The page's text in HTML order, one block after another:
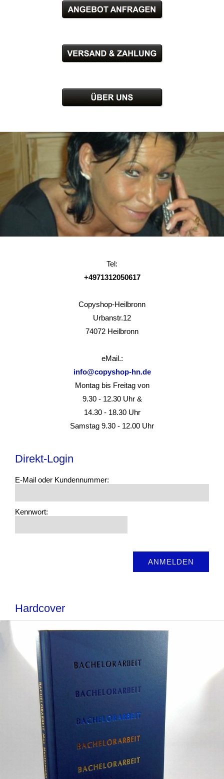
Tel:
+4971312050617
Copyshop-Heilbronn
Urbanstr.12
74072 Heilbronn
eMail.:
info@copyshop-hn.de
Montag bis Freitag von
9.30 - 12.30 Uhr &
14.30 - 18.30 Uhr
Samstag 9.30 - 12.00 Uhr
Direkt-Login
E-Mail oder Kundennummer:
Kennwort:
Hardcover